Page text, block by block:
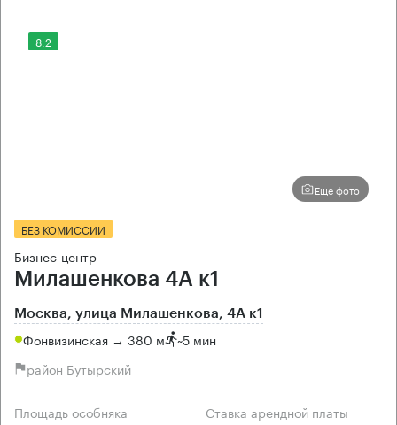
8.2
Еще фото
БЕЗ КОМИССИИ
Бизнес-центр
Милашенкова 4А к1
Москва, улица Милашенкова, 4А к1
Фонвизинская → 380 м ~5 мин
район Бутырский
Площадь особняка Ставка арендной платы